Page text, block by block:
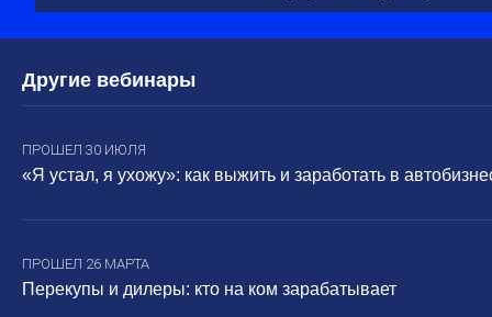
Другие вебинары
ПРОШЕЛ 30 ИЮЛЯ
«Я устал, я ухожу»: как выжить и заработать в
ПРОШЕЛ 26 МАРТА
Перекупы и дилеры: кто на ком зарабатывает